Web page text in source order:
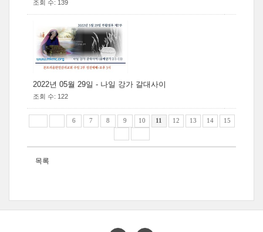
조회 수: 139
2022년 05월 29일 - 나일 강가 갈대사이
조회 수: 122
6 7 8 9 10 11 12 13 14 15
목록